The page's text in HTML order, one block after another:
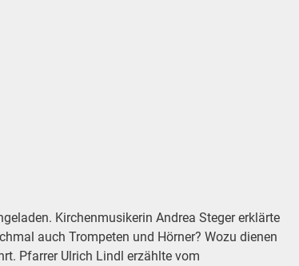
Kirchenmusikerin Andrea Steger erklärte
auch Trompeten und Hörner? Wozu dienen
Pfarrer Ulrich Lindl erzählte vom